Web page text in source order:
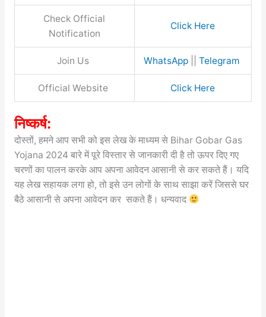
Check Official
Notification
Click Here
Join Us WhatsApp ||Telegram
Official Website Click Here
निष्कर्ष:
दोस्तों, हमने आप सभी को इस लेख के माध्यम से Bihar Gobar Gas
Yojana 2024 बारे में पूरे विस्तार से जानकारी दी है तो ऊपर दिए गए
चरणों का पालन करके आप अपना आवेदन आसानी से कर सकते हैं। यदि
यह लेख सहायक लगा हो, तो इसे उन लोगों के साथ साझा करें जिससे घर
बैठे आसानी से अपना आवेदन कर सकते हैं। धन्यवाद